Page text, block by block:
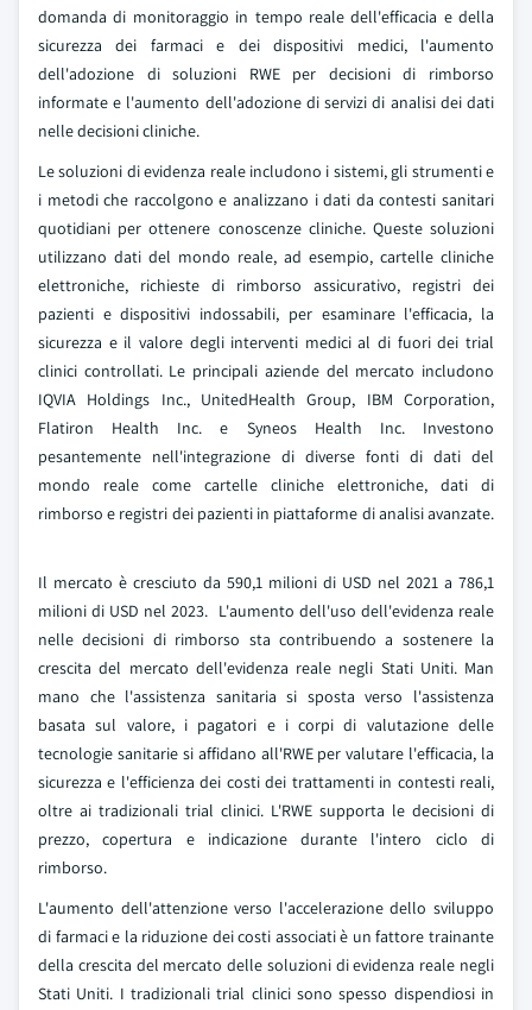
domanda di monitoraggio in tempo reale dell'efficacia e della
sicurezza dei farmaci e dei dispositivi medici, l'aumento
dell'adozione di soluzioni RWE per decisioni di rimborso
informate e l'aumento dell'adozione di servizi di analisi dei dati
nelle decisioni cliniche.
Le soluzioni di evidenza reale includono i sistemi, gli strumenti e
i metodi che raccolgono e analizzano i dati da contesti sanitari
quotidiani per ottenere conoscenze cliniche. Queste soluzioni
utilizzano dati del mondo reale, ad esempio, cartelle cliniche
elettroniche, richieste di rimborso assicurativo, registri dei
pazienti e dispositivi indossabili, per esaminare l'efficacia, la
sicurezza e il valore degli interventi medici al di fuori dei trial
clinici controllati. Le principali aziende del mercato includono
IQVIA Holdings Inc., UnitedHealth Group, IBM Corporation,
Flatiron Health Inc. e Syneos Health Inc. Investono
pesantemente nell'integrazione di diverse fonti di dati del
mondo reale come cartelle cliniche elettroniche, dati di
rimborso e registri dei pazienti in piattaforme di analisi avanzate.
Il mercato è cresciuto da 590,1 milioni di USD nel 2021 a 786,1
milioni di USD nel 2023. L'aumento dell'uso dell'evidenza reale
nelle decisioni di rimborso sta contribuendo a sostenere la
crescita del mercato dell'evidenza reale negli Stati Uniti. Man
mano che l'assistenza sanitaria si sposta verso l'assistenza
basata sul valore, i pagatori e i corpi di valutazione delle
tecnologie sanitarie si affidano all'RWE per valutare l'efficacia, la
sicurezza e l'efficienza dei costi dei trattamenti in contesti reali,
oltre ai tradizionali trial clinici. L'RWE supporta le decisioni di
prezzo, copertura e indicazione durante l'intero ciclo di
rimborso.
L'aumento dell'attenzione verso l'accelerazione dello sviluppo
di farmaci e la riduzione dei costi associati è un fattore trainante
della crescita del mercato delle soluzioni di evidenza reale negli
Stati Uniti. I tradizionali trial clinici sono spesso dispendiosi in